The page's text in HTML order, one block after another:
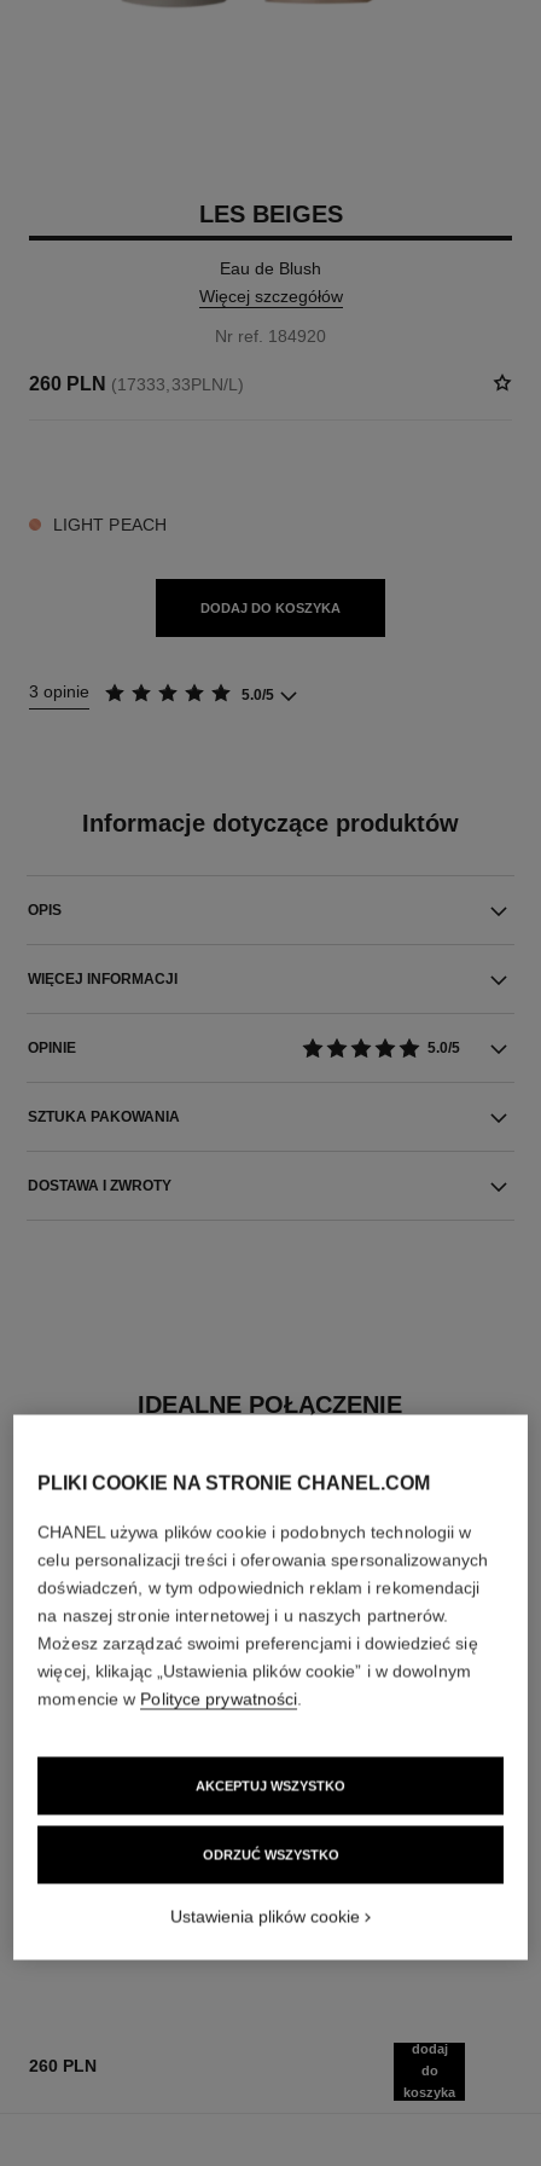
LES BEIGES
Eau de Blush
Więcej szczegółów
Nr ref. 184920
260 PLN (17333,33PLN/L)
LIGHT PEACH
DODAJ DO KOSZYKA
3 opinie 5.0/5
Informacje dotyczące produktów
OPIS
WIĘCEJ INFORMACJI
OPINIE 5.0/5
SZTUKA PAKOWANIA
DOSTAWA I ZWROTY
IDEALNE POŁĄCZENIE
Koloryzujący do Ust –
Stopniowany Efekt
Nr ref. 171928
(70000PLN/Kg)
Przywracające Równowagę
Nr ref. 133325
(12300PLN/L)
260 PLN
dodaj
do
koszyka
PLIKI COOKIE NA STRONIE CHANEL.COM
CHANEL używa plików cookie i podobnych technologii w
celu personalizacji treści i oferowania spersonalizowanych
doświadczeń, w tym odpowiednich reklam i rekomendacji
na naszej stronie internetowej i u naszych partnerów.
Możesz zarządzać swoimi preferencjami i dowiedzieć się
więcej, klikając „Ustawienia plików cookie” i w dowolnym
momencie w Polityce prywatności
ODRZUĆ WSZYSTKO
AKCEPTUJ WSZYSTKO
Ustawienia plików cookie